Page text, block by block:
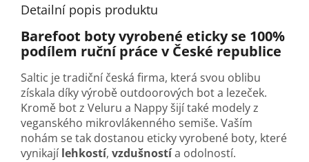
Detailní popis produktu
Barefoot boty vyrobené eticky se 100%
podílem ruční práce v České republice
Saltic je tradiční česká firma, která svou oblibu
získala díky výrobě outdoorových bot a lezeček.
Kromě bot z Veluru a Nappy šijí také modely z
veganského mikrovlákenného semiše. Vaším
nohám se tak dostanou eticky vyrobené boty, které
vynikají lehkostí, vzdušnostía odolností.